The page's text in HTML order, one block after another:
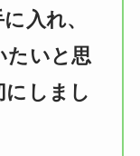
入れ、
たいと思
にしまし